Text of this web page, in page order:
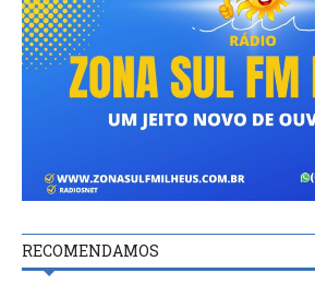
RECOMENDAMOS